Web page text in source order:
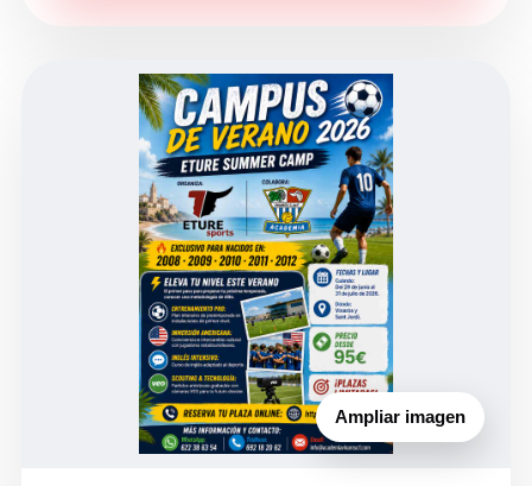
Ampliar imagen